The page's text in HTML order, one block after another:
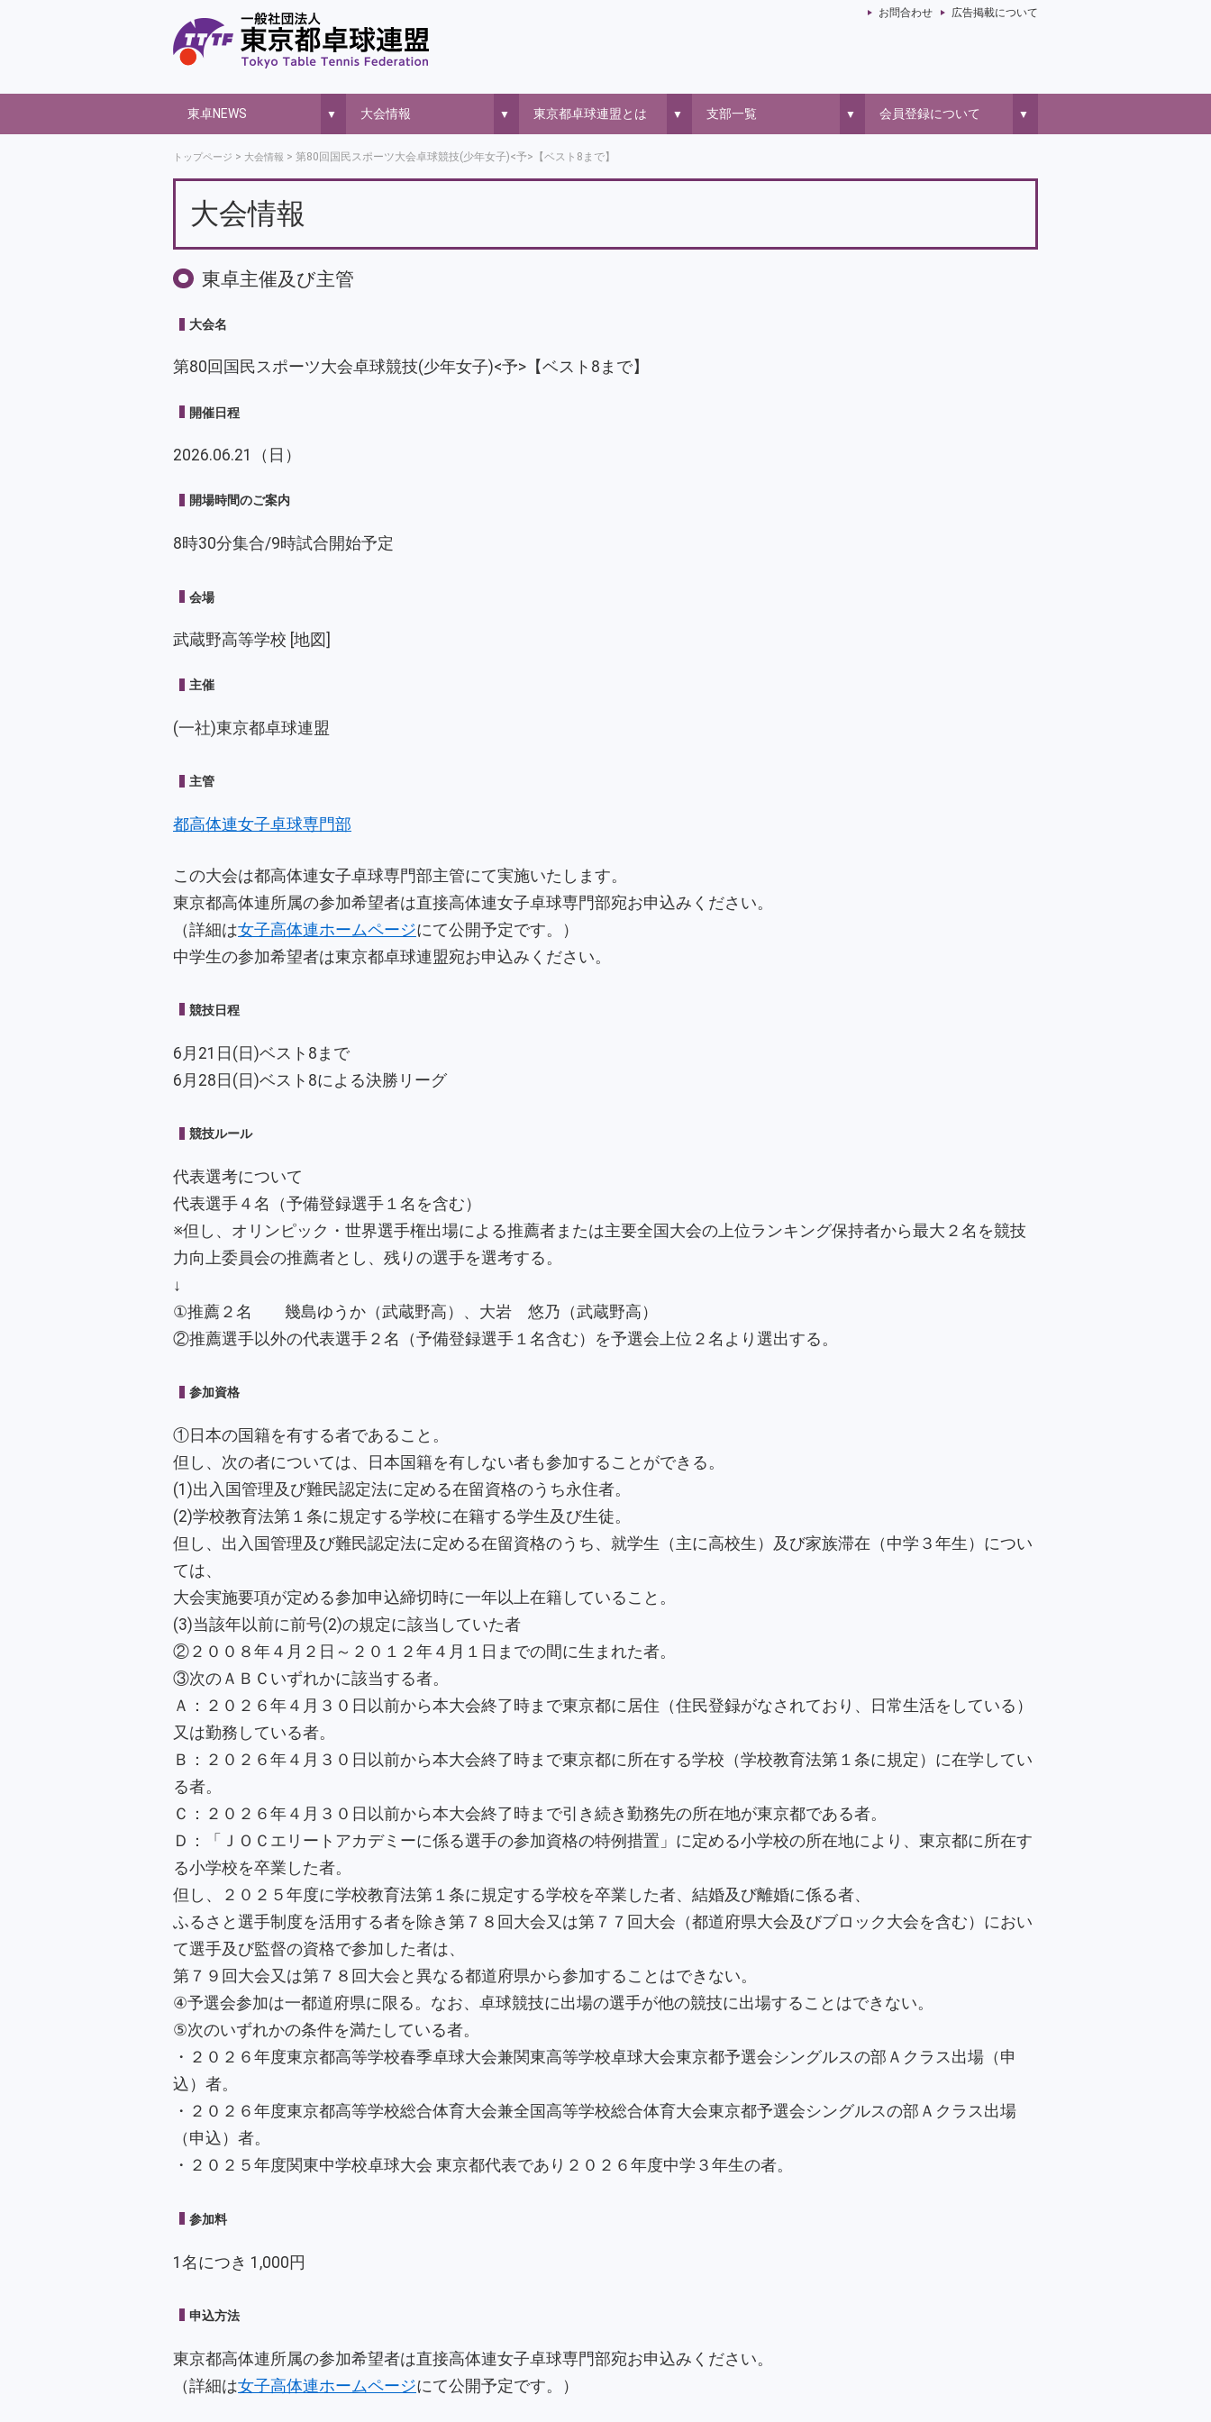
お問合わせ 広告掲載について
東卓NEWS ▼ 大会情報 ▼ 東京都卓球連盟とは ▼ 支部一覧 ▼ 会員登録について ▼
トップページ 大会情報 第80回国民スポーツ大会卓球競技(少年女子)<予>【ベスト8まで】
大会情報
東卓主催及び主管
大会名
第80回国民スポーツ大会卓球競技(少年女子)<予>【ベスト8まで】
開催日程
2026.06.21（日）
開場時間のご案内
8時30分集合/9時試合開始予定
会場
武蔵野高等学校 [地図]
主催
(一社)東京都卓球連盟
主管
都高体連女子卓球専門部
この大会は都高体連女子卓球専門部主管にて実施いたします。
東京都高体連所属の参加希望者は直接高体連女子卓球専門部宛お申込みください。
（詳細は女子高体連ホームページにて公開予定です。）
中学生の参加希望者は東京都卓球連盟宛お申込みください。
競技日程
6月21日(日)ベスト8まで
6月28日(日)ベスト8による決勝リーグ
競技ルール
代表選考について
代表選手４名（予備登録選手１名を含む）
※但し、オリンピック・世界選手権出場による推薦者または主要全国大会の上位ランキング保持者から最大２名を競技
力向上委員会の推薦者とし、残りの選手を選考する。
↓
①推薦２名 幾島ゆうか（武蔵野高）、大岩 悠乃（武蔵野高）
②推薦選手以外の代表選手２名（予備登録選手１名含む）を予選会上位２名より選出する。
参加資格
①日本の国籍を有する者であること。
但し、次の者については、日本国籍を有しない者も参加することができる。
(1)出入国管理及び難民認定法に定める在留資格のうち永住者。
(2)学校教育法第１条に規定する学校に在籍する学生及び生徒。
但し、出入国管理及び難民認定法に定める在留資格のうち、就学生（主に高校生）及び家族滞在（中学３年生）につい
ては、
大会実施要項が定める参加申込締切時に一年以上在籍していること。
(3)当該年以前に前号(2)の規定に該当していた者
②２００８年４月２日～２０１２年４月１日までの間に生まれた者。
③次のＡＢＣいずれかに該当する者。
Ａ：２０２６年４月３０日以前から本大会終了時まで東京都に居住（住民登録がなされており、日常生活をしている）
又は勤務している者。
Ｂ：２０２６年４月３０日以前から本大会終了時まで東京都に所在する学校（学校教育法第１条に規定）に在学してい
る者。
Ｃ：２０２６年４月３０日以前から本大会終了時まで引き続き勤務先の所在地が東京都である者。
Ｄ：「ＪＯＣエリートアカデミーに係る選手の参加資格の特例措置」に定める小学校の所在地により、東京都に所在す
る小学校を卒業した者。
但し、２０２５年度に学校教育法第１条に規定する学校を卒業した者、結婚及び離婚に係る者、
ふるさと選手制度を活用する者を除き第７８回大会又は第７７回大会（都道府県大会及びブロック大会を含む）におい
て選手及び監督の資格で参加した者は、
第７９回大会又は第７８回大会と異なる都道府県から参加することはできない。
④予選会参加は一都道府県に限る。なお、卓球競技に出場の選手が他の競技に出場することはできない。
⑤次のいずれかの条件を満たしている者。
・２０２６年度東京都高等学校春季卓球大会兼関東高等学校卓球大会東京都予選会シングルスの部Ａクラス出場（申
込）者。
・２０２６年度東京都高等学校総合体育大会兼全国高等学校総合体育大会東京都予選会シングルスの部Ａクラス出場
（申込）者。
・２０２５年度関東中学校卓球大会 東京都代表であり２０２６年度中学３年生の者。
参加料
1名につき 1,000円
申込方法
東京都高体連所属の参加希望者は直接高体連女子卓球専門部宛お申込みください。
（詳細は女子高体連ホームページにて公開予定です。）